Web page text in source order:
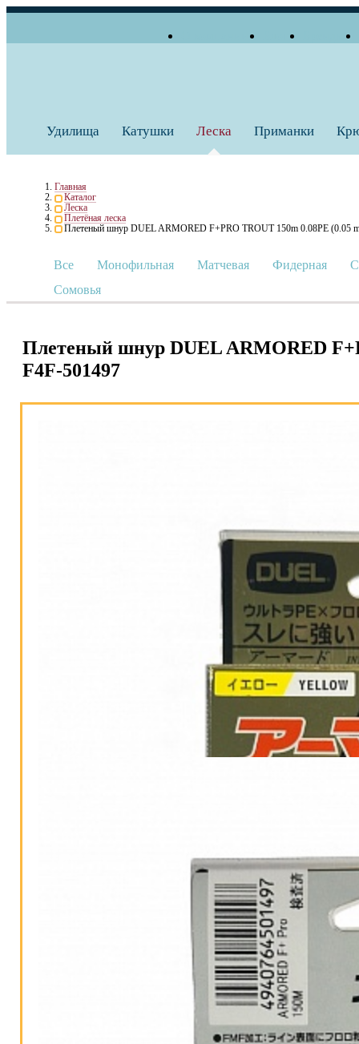
Удилища Катушки Леска Приманки
Главная
Каталог
Леска
Плетёная леска
Плетеный шнур DUEL ARMORED F+PRO TROUT 150m 0.08PE (0.05
Все Монофильная Матчевая Фидерная
Сомовья
Плетеный шнур DUEL ARMORED
F4F-501497